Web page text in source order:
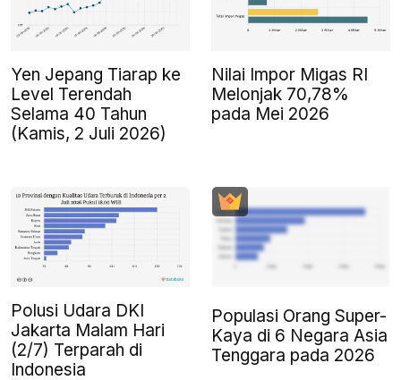
Yen Jepang Tiarap ke
Level Terendah
Selama 40 Tahun
(Kamis, 2 Juli 2026)
Nilai Impor Migas RI
Melonjak 70,78%
pada Mei 2026
Polusi Udara DKI
Jakarta Malam Hari
(2/7) Terparah di
Indonesia
Populasi Orang Super-
Kaya di 6 Negara Asia
Tenggara pada 2026